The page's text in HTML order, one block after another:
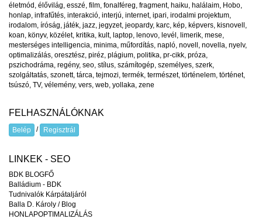
életmód élővilág esszé film fonalféreg fragment, haiku halálaim Hobo
honlap infrafűtés interakció interjú internet, ipari irodalmi projektum
irodalom íróság játék jazz jegyzet, jeopardy, karc kép képvers kisnovell
koan könyv, közélet, kritika kult, laptop lenovo levél limerik mese
mesterséges intelligencia minima műfordítás napló novell novella nyelv,
optimalizálás oresztész piréz plágium politika pr-cikk próza
pszichodráma regény, seo stílus számítogép személyes szerk
szolgáltatás szonett, tárca tejmozi termék természet, történelem történet,
tsúszó TV, vélemény, vers web yollaka zene
FELHASZNÁLÓKNAK
Belép / Regisztrál
LINKEK - SEO
BDK BLOGFŐ
Balládium - BDK
Tudnivalók Kárpátaljáról
Balla D. Károly / Blog
HONLAPOPTIMALIZÁLÁS